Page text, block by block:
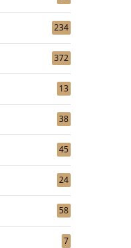
234
372
13
38
45
24
58
7